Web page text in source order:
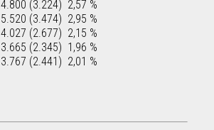
4.800 (3.224) 2,57 %
5.520 (3.474) 2,95 %
4.027 (2.677) 2,15 %
3.665 (2.345) 1,96 %
3.767 (2.441) 2,01 %